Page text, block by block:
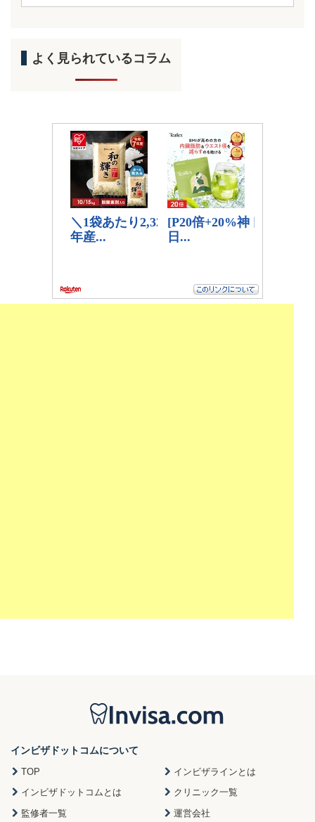
よく見られているコラム
インビザドットコムについて
TOP
インビザラインとは
インビザドットコムとは
クリニック一覧
監修者一覧
運営会社